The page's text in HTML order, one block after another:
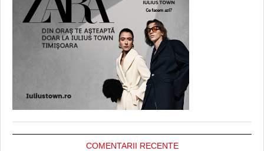
COMENTARII RECENTE